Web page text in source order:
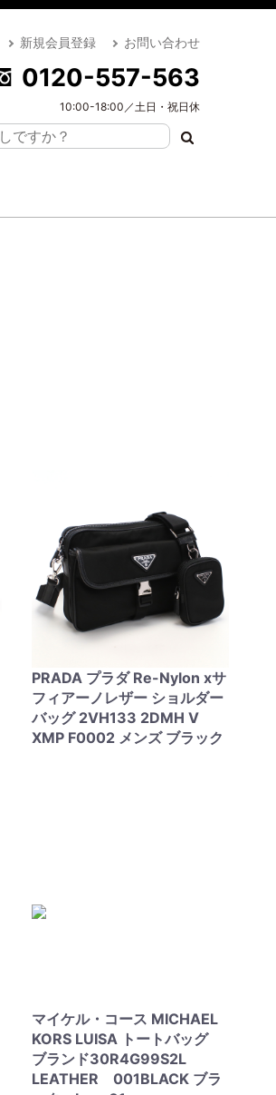
新規会員登録 お問い合わせ
0120-557-563
10:00-18:00／土日・祝日休
PRADA プラダ Re-Nylon xサ
フィアーノレザー ショルダー
バッグ 2VH133 2DMH V
XMP F0002 メンズ ブラック
マイケル・コース MICHAEL
KORS LUISA トートバッグ
ブランド30R4G99S2L
LEATHER 001BLACK ブラ